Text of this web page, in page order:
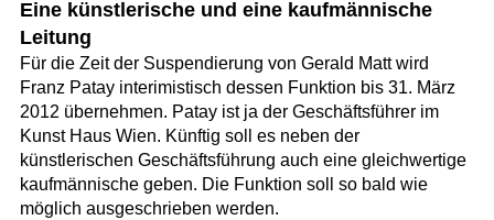
Eine künstlerische und eine kaufmännische
Leitung
Für die Zeit der Suspendierung von Gerald Matt wird
Franz Patay interimistisch dessen Funktion bis 31. März
2012 übernehmen. Patay ist ja der Geschäftsführer im
Kunst Haus Wien. Künftig soll es neben der
künstlerischen Geschäftsführung auch eine gleichwertige
kaufmännische geben. Die Funktion soll so bald wie
möglich ausgeschrieben werden.